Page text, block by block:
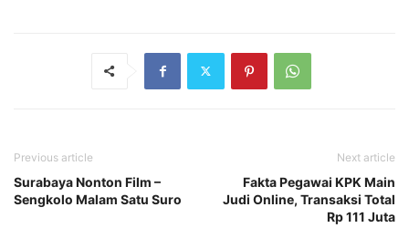
Previous article
Surabaya Nonton Film –
Sengkolo Malam Satu Suro
Next article
Fakta Pegawai KPK Main
Judi Online, Transaksi Total
Rp 111 Juta